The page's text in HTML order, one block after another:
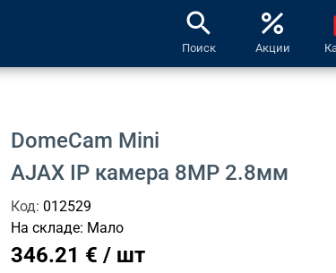
search
Поиск
percent
Акции
DomeCam Mini
AJAX IP камера 8MP 2.8мм
Код: 012529
На складе: Мало
346.21 € / шт